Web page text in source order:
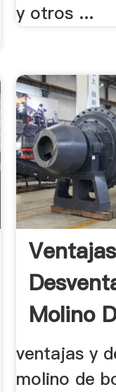
y otros ...
Molino
Equipos
ventajas y
molino de